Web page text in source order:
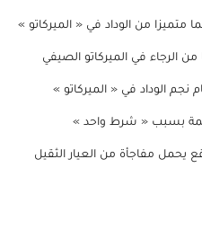
متميزا من الوداد في « الميركاتو »
الرجاء في الميركاتو الصيفي
الوداد في « الميركاتو »
بسبب « شرط واحد »
يحمل مفاجأة من العيار الثقيل